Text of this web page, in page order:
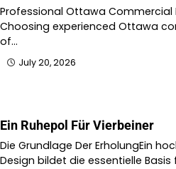
Professional Ottawa Commercial
Choosing experienced Ottawa
of…
July 20, 2026
Ein Ruhepol Für Vierbeiner
Die Grundlage Der ErholungEin
Design bildet die essentielle